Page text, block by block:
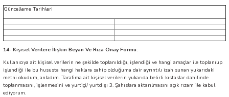
Güncelleme Tarihleri
14- Kişisel Verilere İlişkin Beyan Ve Rıza Onay Formu:
Kullanıcıya ait kişisel verilerin ne şekilde toplanıldığı, işlendiği ve hangi amaçlar ile toplanılıp
işlendiği ile bu hususta hangi haklara sahip olduğuma dair ayrıntılı izah sunan yukarıdaki
metni okudum, anladım. Tarafıma ait kişisel verilerin yukarıda belirli kıstaslar dahilinde
toplanmasını, işlenmesini ve yurtiçi/ yurtdışı 3. Şahıslara aktarılmasını açık rızam ile kabul
ediyorum.